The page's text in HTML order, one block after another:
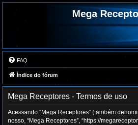
Mega
FAQ
Índice do fórum
Mega Receptores - Termos de uso
Acessando “Mega Receptores” (também
nosso, “Mega Receptores”, “https://